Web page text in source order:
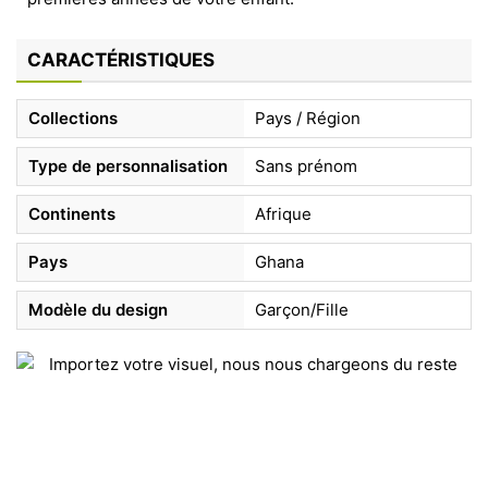
CARACTÉRISTIQUES
Collections Pays / Région
Type de personnalisation Sans prénom
Continents Afrique
Pays Ghana
Modèle du design Garçon/Fille